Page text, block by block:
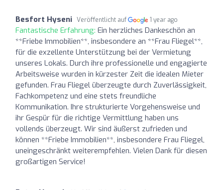
Besfort Hyseni Veröffentlicht auf 1 year ago
Fantastische Erfahrung: Ein herzliches Dankeschön an
**Friebe Immobilien**, insbesondere an **Frau Fliegel**,
für die exzellente Unterstützung bei der Vermietung
unseres Lokals. Durch ihre professionelle und engagierte
Arbeitsweise wurden in kürzester Zeit die idealen Mieter
gefunden. Frau Fliegel überzeugte durch Zuverlässigkeit,
Fachkompetenz und eine stets freundliche
Kommunikation. Ihre strukturierte Vorgehensweise und
ihr Gespür für die richtige Vermittlung haben uns
vollends überzeugt. Wir sind äußerst zufrieden und
können **Friebe Immobilien**, insbesondere Frau Fliegel,
uneingeschränkt weiterempfehlen. Vielen Dank für diesen
großartigen Service!